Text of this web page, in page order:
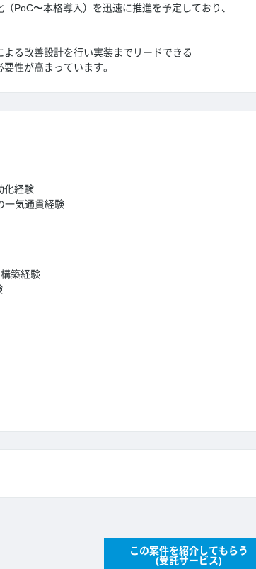
PoC〜本格導入）を迅速に推進を予定しており、
る改善設計を行い実装までリードできる
性が高まっています。
化経験
一気通貫経験
築経験
この案件を紹介してもらう
(受託サービス)